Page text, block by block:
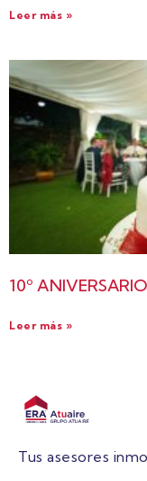
Leer más »
10º
Leer más »
Tus asesores